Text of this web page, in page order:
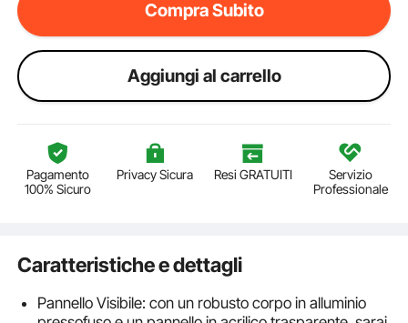
Compra Subito
Aggiungi al carrello
Pagamento
100% Sicuro
Privacy Sicura Resi GRATUITI
Servizio
Professionale
Caratteristiche e dettagli
Pannello Visibile: con un robusto corpo in alluminio